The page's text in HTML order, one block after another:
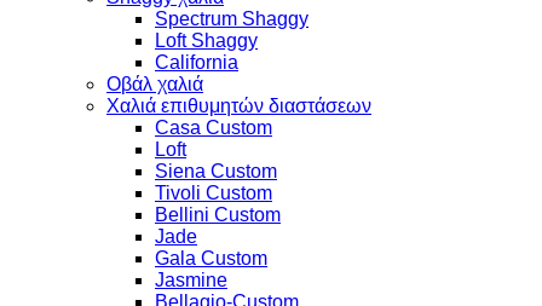
Spectrum Shaggy
Loft Shaggy
California
Οβάλ χαλιά
Χαλιά επιθυμητών διαστάσεων
Casa Custom
Loft
Siena Custom
Tivoli Custom
Bellini Custom
Jade
Gala Custom
Jasmine
Bellagio-Custom